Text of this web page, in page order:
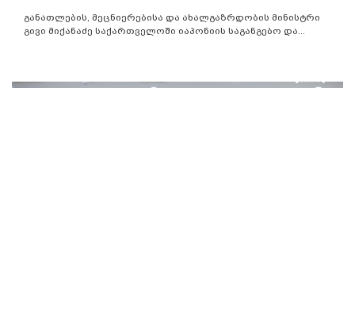
განათლების, მეცნიერებისა და ახალგაზრდობის მინისტრი
გივი მიქანაძე საქართველოში იაპონიის საგანგებო და...